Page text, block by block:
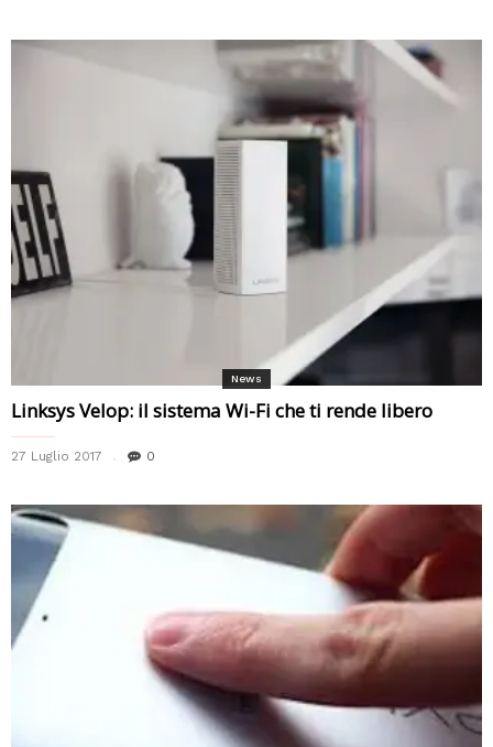
News
Linksys Velop: il sistema Wi-Fi che ti rende libero
27 Luglio 2017 0